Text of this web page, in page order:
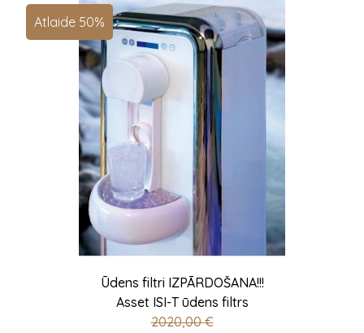
Atlaide 50%
Ūdens filtri IZPĀRDOŠANA!!!
Asset ISI-T ūdens filtrs
2020,00€